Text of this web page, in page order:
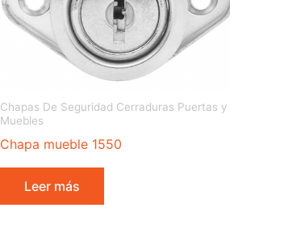
Chapas De Seguridad Cerraduras Puertas y
Muebles
Chapa mueble 1550
Leer más